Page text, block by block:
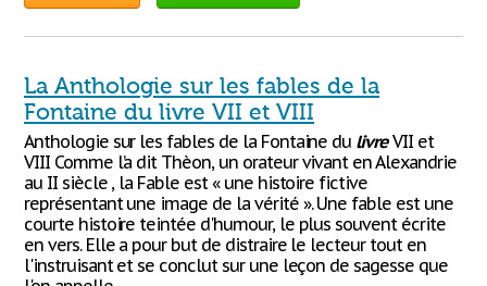
La Anthologie sur les fables de la
Fontaine du livre VII et VIII
Anthologie sur les fables de la Fontaine du livreVII et
VIII Comme l’a dit Thèon, un orateur vivant en Alexandrie
au II siècle , la Fable est « une histoire fictive
représentant une image de la vérité ». Une fable est une
courte histoire teintée d'humour, le plus souvent écrite
en vers. Elle a pour but de distraire le lecteur tout en
l'instruisant et se conclut sur une leçon de sagesse que